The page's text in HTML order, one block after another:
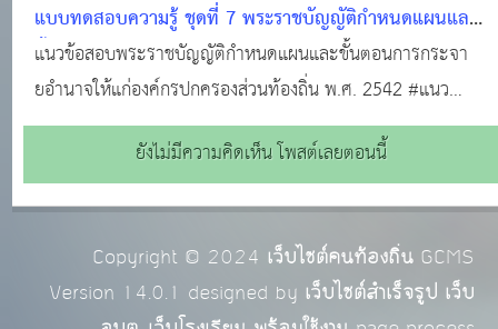
แบบทดสอบความรู้ ชุดที่ 7 พระราชบัญญัติกำหนดแผนและ
ขั้นตอนการกระจายอำนาจฯ #แนวข้อสอบออนไลน์
แนวข้อสอบพระราชบัญญัติกำหนดแผนและขั้นตอนการกระจา
ยอำนาจให้แก่องค์กรปกครองส่วนท้องถิ่น พ.ศ. 2542 #แนว
ข้อสอบท้องถิ่นฟรี ! #ทำแบบทดสอบฟรี!!! #ข้อสอบท้องถิ่นฟรี !!!
#สอบบรรจุท้องถิ่น #แหล่งเรียนรู้ของคนท้องถิ่น #ติวสอบ
ออนไลน์ #แนวข้อสอบออนไลน์
ยังไม่มีความคิดเห็น โพสต์เลยตอนนี้
Copyright © 2024 เว็บไซต์คนท้องถิ่นGCMS
Version 14.0.1 designed by เว็บไซต์สำเร็จรูป เว็บ